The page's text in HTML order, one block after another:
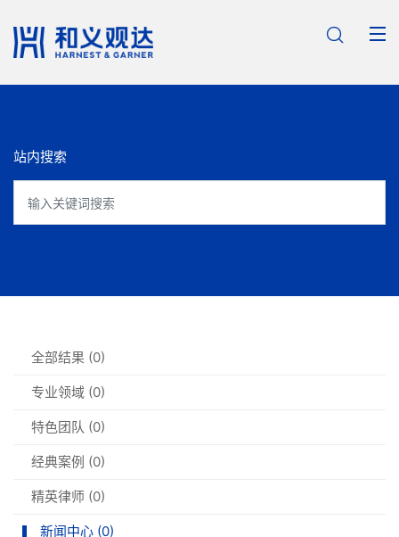

站内搜索
全部结果 (0)
专业领域 (0)
特色团队 (0)
经典案例 (0)
精英律师 (0)
新闻中心 (0)